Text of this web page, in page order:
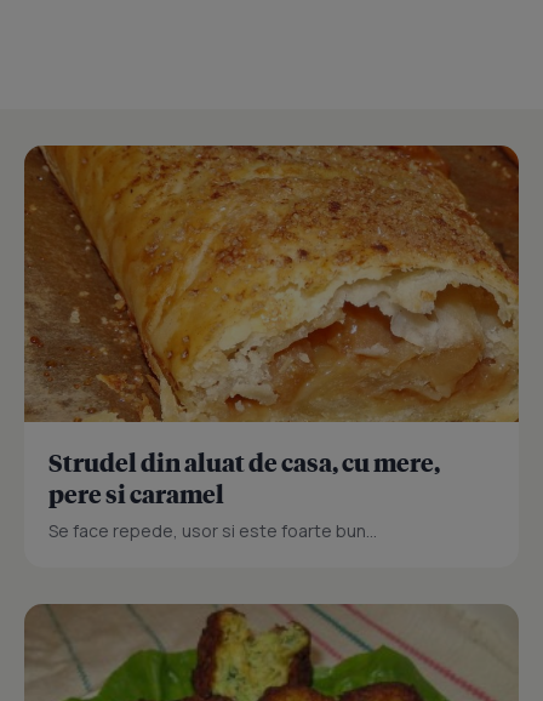
Strudel din aluat de casa, cu mere,
pere si caramel
Se face repede, usor si este foarte bun...